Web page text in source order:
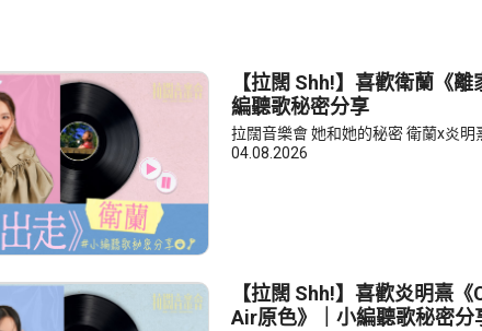
【拉闊 Shh!】喜歡衛蘭《
編聽歌秘密分享
拉闊音樂會 她和她的秘密 衛蘭x炎明
04.08.2026
【拉闊 Shh!】喜歡炎明熹
Air原色》｜小編聽歌秘密分